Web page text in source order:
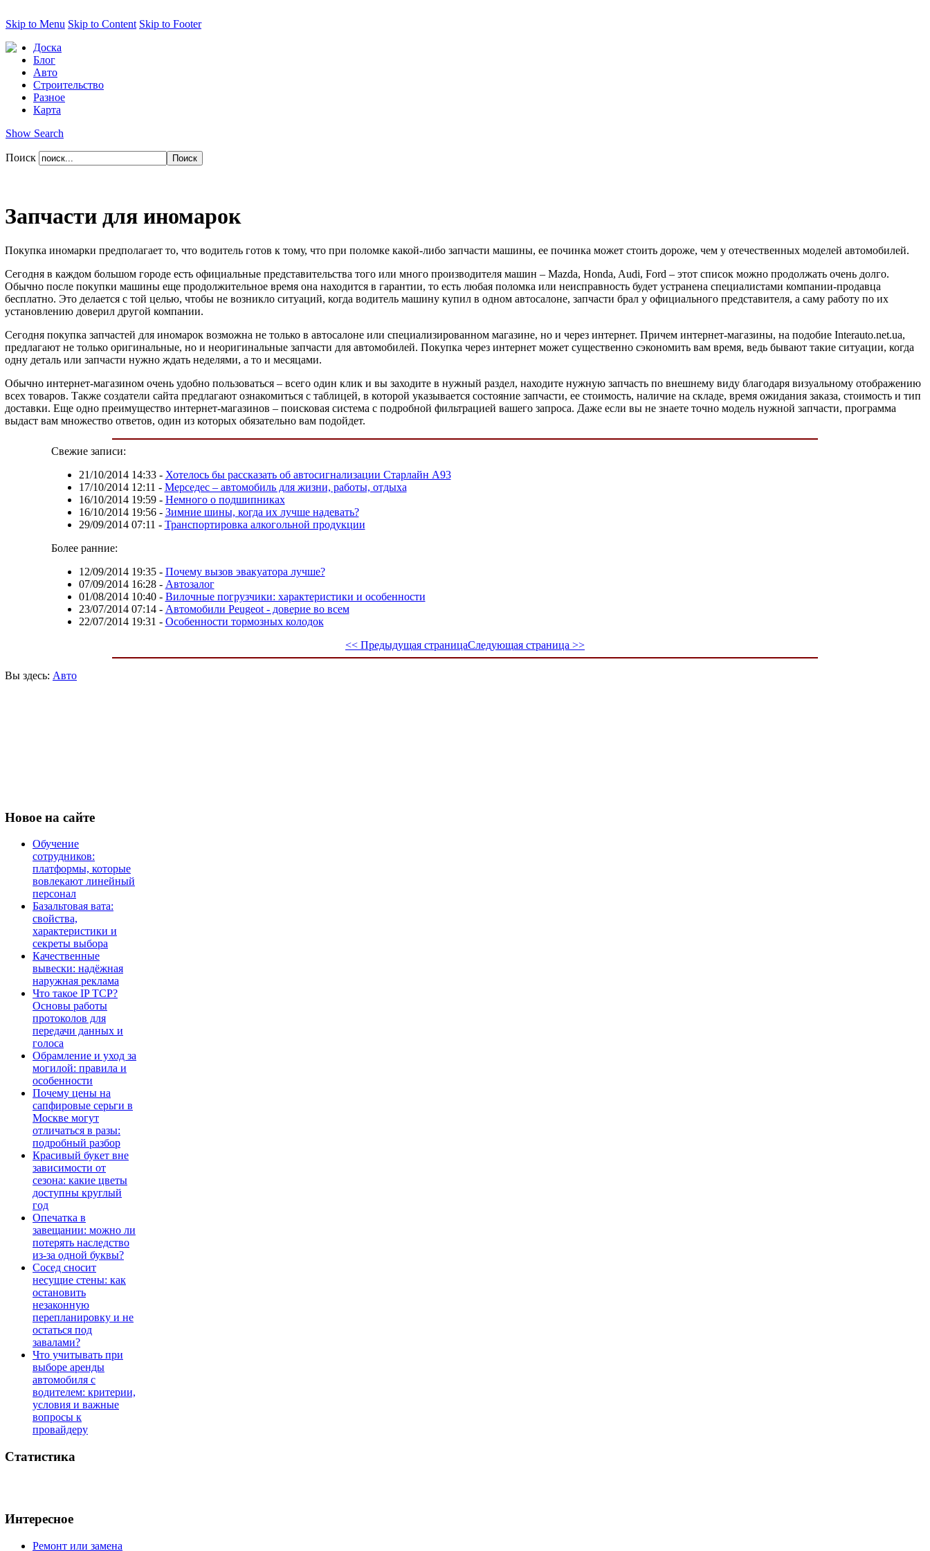
Skip to Menu Skip to Content Skip to Footer
Доска
Блог
Авто
Строительство
Разное
Карта
Show Search
Поиск
Запчасти для иномарок
Покупка иномарки предполагает то, что водитель готов к тому, что при поломке какой-либо запчасти машины, ее починка может стоить дороже, чем у отечественных моделей автомобилей.
Сегодня в каждом большом городе есть официальные представительства того или много производителя машин – Mazda, Honda, Audi, Ford – этот список можно продолжать очень долго.
Обычно после покупки машины еще продолжительное время она находится в гарантии, то есть любая поломка или неисправность будет устранена специалистами компании-продавца
бесплатно. Это делается с той целью, чтобы не возникло ситуаций, когда водитель машину купил в одном автосалоне, запчасти брал у официального представителя, а саму работу по их
установлению доверил другой компании.
Сегодня покупка запчастей для иномарок возможна не только в автосалоне или специализированном магазине, но и через интернет. Причем интернет-магазины, на подобие Interauto.net.ua,
предлагают не только оригинальные, но и неоригинальные запчасти для автомобилей. Покупка через интернет может существенно сэкономить вам время, ведь бывают такие ситуации, когда
одну деталь или запчасти нужно ждать неделями, а то и месяцами.
Обычно интернет-магазином очень удобно пользоваться – всего один клик и вы заходите в нужный раздел, находите нужную запчасть по внешнему виду благодаря визуальному отображению
всех товаров. Также создатели сайта предлагают ознакомиться с таблицей, в которой указывается состояние запчасти, ее стоимость, наличие на складе, время ожидания заказа, стоимость и тип
доставки. Еще одно преимущество интернет-магазинов – поисковая система с подробной фильтрацией вашего запроса. Даже если вы не знаете точно модель нужной запчасти, программа
выдаст вам множество ответов, один из которых обязательно вам подойдет.
Свежие записи:
21/10/2014 14:33- Хотелось бы рассказать об автосигнализации Старлайн А93
17/10/2014 12:11 - Мерседес – автомобиль для жизни, работы, отдыха
16/10/2014 19:59- Немного о подшипниках
16/10/2014 19:56- Зимние шины, когда их лучше надевать?
29/09/2014 07:11 - Транспортировка алкогольной продукции
Более ранние:
12/09/2014 19:35- Почему вызов эвакуатора лучше?
07/09/2014 16:28- Автозалог
01/08/2014 10:40- Вилочные погрузчики: характеристики и особенности
23/07/2014 07:14- Автомобили Peugeot - доверие во всем
22/07/2014 19:31 - Особенности тормозных колодок
<< Предыдущая страницаСледующая страница >>
Вы здесь: Авто
Новое на сайте
Обучение
сотрудников:
платформы, которые
вовлекают линейный
персонал
Базальтовая вата:
свойства,
характеристики и
секреты выбора
Качественные
вывески: надёжная
наружная реклама
Что такое IP TCP?
Основы работы
протоколов для
передачи данных и
голоса
Обрамление и уход за
могилой: правила и
особенности
Почему цены на
сапфировые серьги в
Москве могут
отличаться в разы:
подробный разбор
Красивый букет вне
зависимости от
сезона: какие цветы
доступны круглый
год
Опечатка в
завещании: можно ли
потерять наследство
из-за одной буквы?
Сосед сносит
несущие стены: как
остановить
незаконную
перепланировку и не
остаться под
завалами?
Что учитывать при
выборе аренды
автомобиля с
водителем: критерии,
условия и важные
вопросы к
провайдеру
Статистика
Интересное
Ремонт или замена